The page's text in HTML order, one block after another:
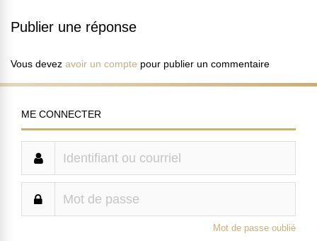
Publier une réponse
Vous devez avoir un compte pour publier un commentaire
ME CONNECTER
Mot de passe oublié